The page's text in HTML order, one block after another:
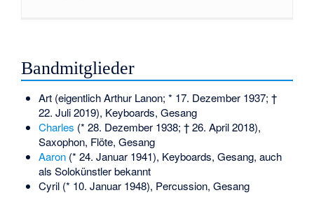
Bandmitglieder
Art (eigentlich Arthur Lanon; * 17. Dezember 1937; †
22. Juli 2019), Keyboards, Gesang
Charles (* 28. Dezember 1938; † 26. April 2018),
Saxophon, Flöte, Gesang
Aaron(* 24. Januar 1941), Keyboards, Gesang, auch
als Solokünstler bekannt
Cyril (* 10. Januar 1948), Percussion, Gesang